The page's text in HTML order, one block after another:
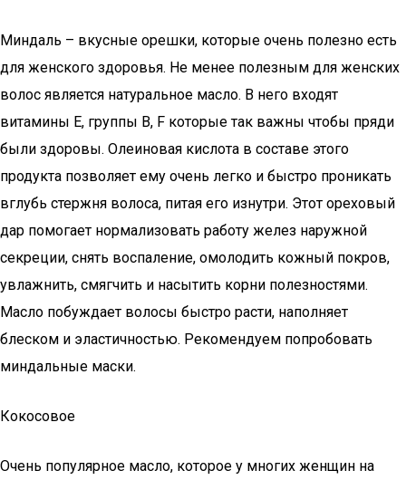
Миндаль – вкусные орешки, которые очень полезно есть
для женского здоровья. Не менее полезным для женских
волос является натуральное масло. В него входят
витамины Е, группы В, F которые так важны чтобы пряди
были здоровы. Олеиновая кислота в составе этого
продукта позволяет ему очень легко и быстро проникать
вглубь стержня волоса, питая его изнутри. Этот ореховый
дар помогает нормализовать работу желез наружной
секреции, снять воспаление, омолодить кожный покров,
увлажнить, смягчить и насытить корни полезностями.
Масло побуждает волосы быстро расти, наполняет
блеском и эластичностью. Рекомендуем попробовать
миндальные маски.
Кокосовое
Очень популярное масло, которое у многих женщин на